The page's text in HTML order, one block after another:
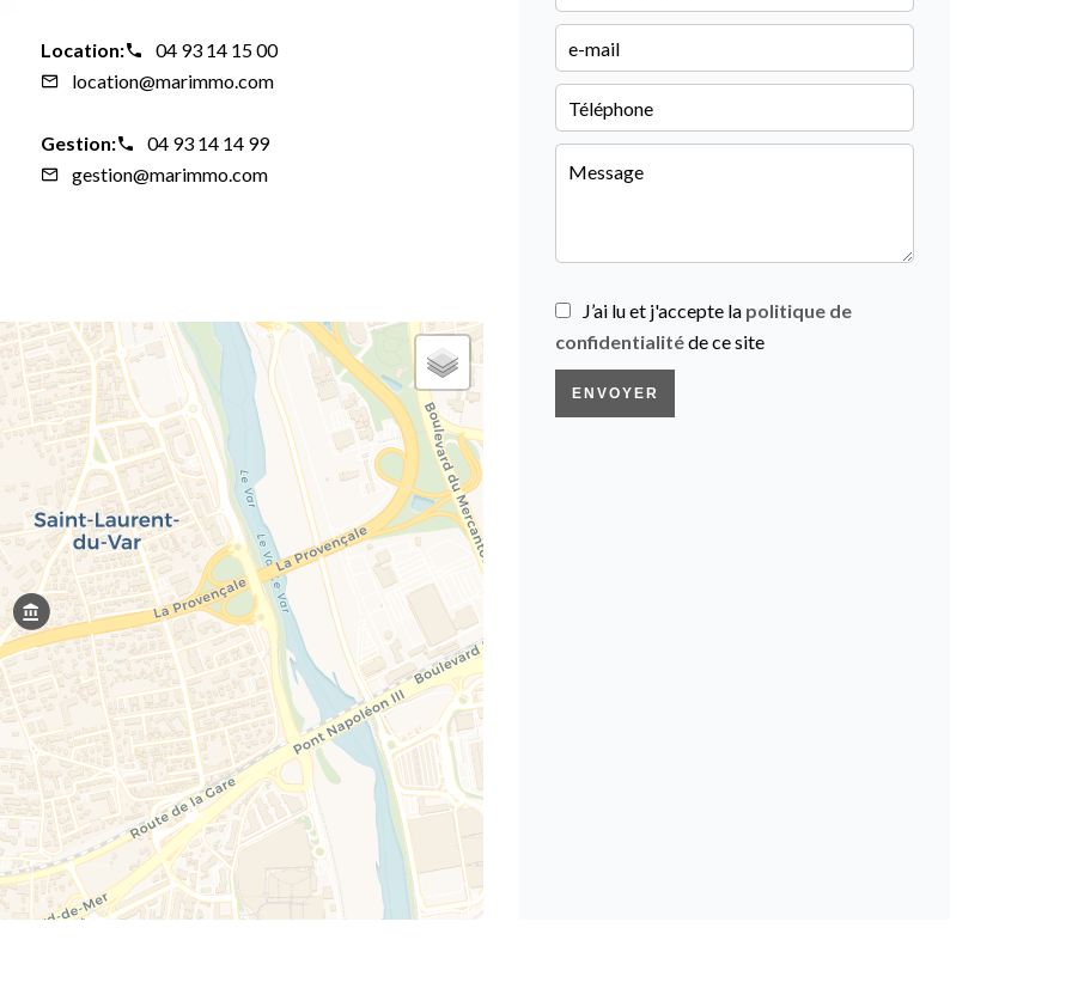
Location:
04 93 14 15 00
location@marimmo.com
Gestion:
04 93 14 14 99
gestion@marimmo.com
J’ai lu et j'accepte la politique de
confidentialitéde ce site
ENVOYER